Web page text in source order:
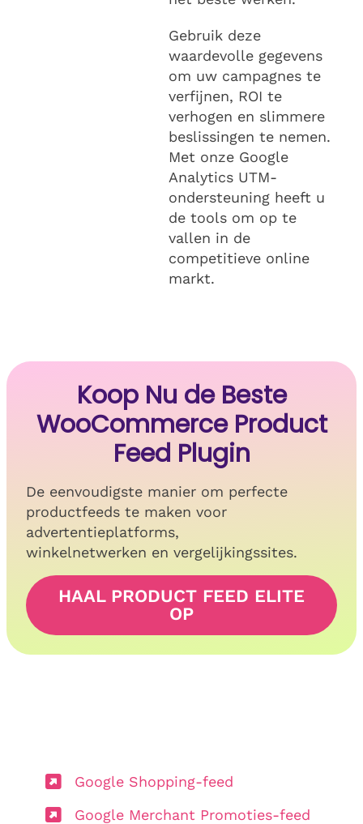
Gebruik deze
waardevolle gegevens
om uw campagnes te
verfijnen, ROI te
verhogen en slimmere
beslissingen te nemen.
Met onze Google
Analytics UTM-
ondersteuning heeft u
de tools om op te
vallen in de
competitieve online
markt.
Koop Nu de Beste
WooCommerce Product
Feed Plugin
De eenvoudigste manier om perfecte
productfeeds te maken voor
advertentieplatforms,
winkelnetwerken en vergelijkingssites.
HAAL PRODUCT FEED ELITE
OP
Google Shopping-feed
Google Merchant Promoties-feed